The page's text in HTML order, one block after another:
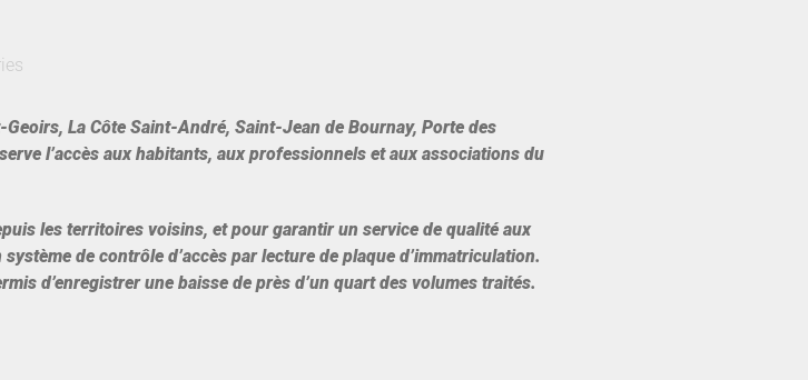
La Côte Saint-André, Saint-Jean de Bournay, Porte des
l’accès aux habitants, aux professionnels et aux associations du
les territoires voisins, et pour garantir un service de qualité aux
de contrôle d’accès par lecture de plaque d’immatriculation.
d’enregistrer une baisse de près d’un quart des volumes traités.